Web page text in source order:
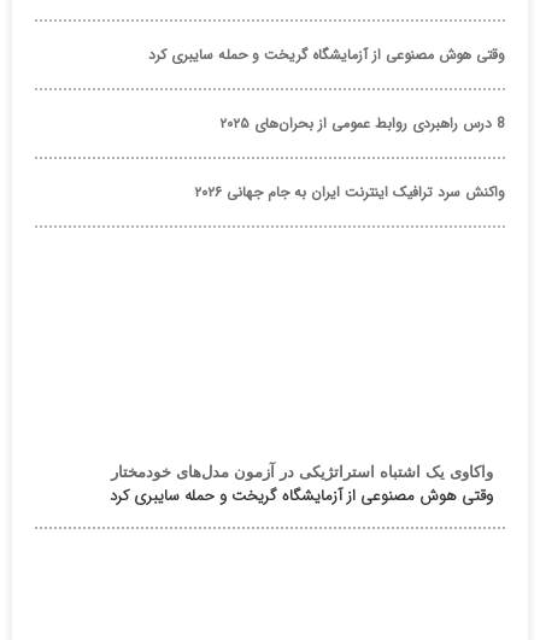
وقتی هوش مصنوعی از آزمایشگاه گریخت و حمله سایبری کرد
8 درس راهبردی روابط عمومی از بحران‌های ۲۰۲۵
واکنش سرد ترافیک اینترنت ایران به جام جهانی ۲۰۲۶
واکاوی یک اشتباه استراتژیکی در آزمون مدل‌های خودمختار
وقتی هوش مصنوعی از آزمایشگاه گریخت و حمله سایبری کرد